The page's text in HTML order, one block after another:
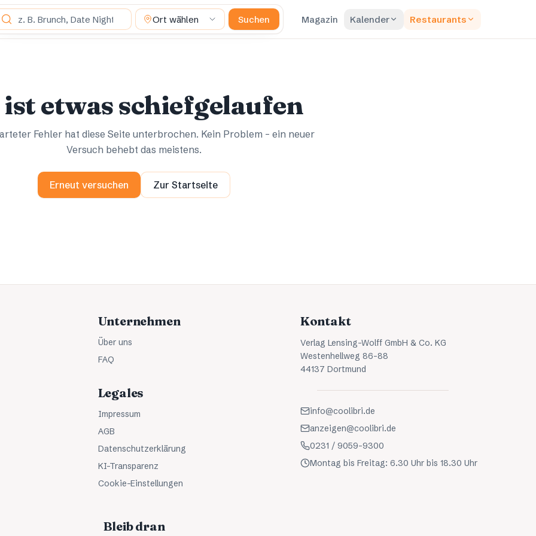
suchst du? Ort wählen Suchen Magazin Kalender Restaurants
ist etwas schiefgelaufen
Fehler hat diese Seite unterbrochen. Kein Problem – ein neuer
Versuch behebt das meistens.
Erneut versuchen Zur Startseite
Unternehmen
Über uns
FAQ
Legales
Impressum
AGB
Datenschutzerklärung
KI-Transparenz
Cookie-Einstellungen
Kontakt
Verlag Lensing-Wolff GmbH & Co. KG
Westenhellweg 86-88
44137 Dortmund
info@coolibri.de
anzeigen@coolibri.de
0231 / 9059-9300
Montag bis Freitag: 6.30 Uhr bis 18.30 Uhr
Bleib dran